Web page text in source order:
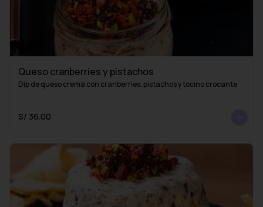
Queso cranberries y pistachos
Dip de queso crema con cranberries, pistachos y tocino crocante
S/ 36.00